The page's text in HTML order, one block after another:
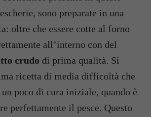
sono preparate in una
oltre che essere cotte al forno
all’interno con del
crudo di prima qualità. Si
ricetta di media difficoltà che
poco di cura iniziale, quando è
perfettamente il pesce. Questo